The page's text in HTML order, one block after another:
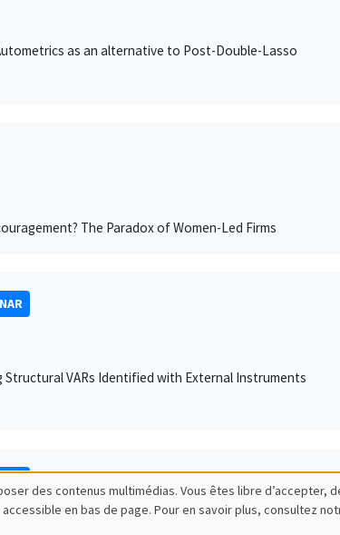
as an alternative to Post-Double-Lasso
The Paradox of Women-Led Firms
Structural VARs Identified with External Instruments
des contenus multimédias. Vous êtes libre d’accepter,
en bas de page. Pour en savoir plus, consultez